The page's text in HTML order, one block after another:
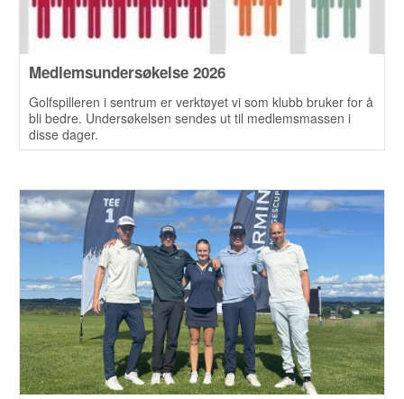
Medlemsundersøkelse 2026
Golfspilleren i sentrum er verktøyet vi som klubb bruker for å
bli bedre. Undersøkelsen sendes ut til medlemsmassen i
disse dager.